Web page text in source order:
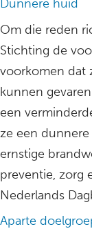
Dunnere huid
Om die reden
Stichting de
voorkomen dat
kunnen
een
ze een
ernstige
preventie, zorg
Nederlands
Aparte